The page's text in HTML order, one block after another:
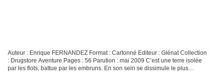
Auteur : Enrique FERNANDEZ Format : Cartonné Editeur : Glénat Collection
: Drugstore Aventure Pages : 56 Parution : mai 2009 C’est une terre isolée
par les flots, battue par les embruns. En son sein se dissimule le plus